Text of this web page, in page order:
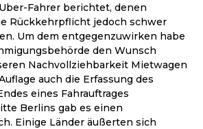
Fahrer berichtet, denen
Rückkehrpflicht jedoch schwer
Um dem entgegenzuwirken habe
den Wunsch
Nachvollziehbarkeit Mietwagen
auch die Erfassung des
eines Fahrauftrages
Berlins gab es einen
Einige Länder äußerten sich